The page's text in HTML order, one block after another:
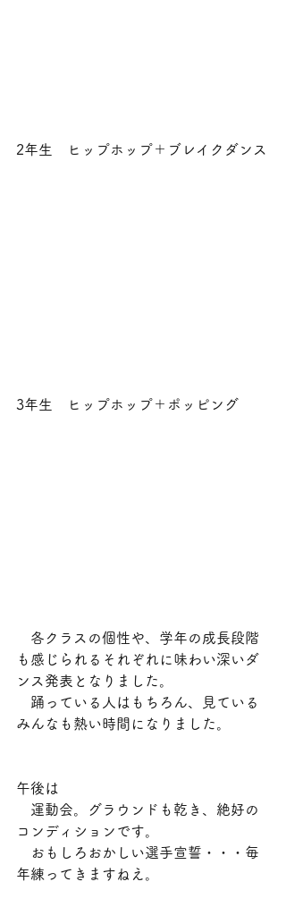
2年生　ヒップホップ＋ブレイクダンス
3年生　ヒップホップ＋ポッピング
各クラスの個性や、学年の成長段階
も感じられるそれぞれに味わい深いダ
ンス発表となりました。
踊っている人はもちろん、見ている
みんなも熱い時間になりました。
午後は
運動会。グラウンドも乾き、絶好の
コンディションです。
おもしろおかしい選手宣誓・・・毎
年練ってきますねえ。